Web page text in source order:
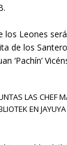
los Leones
de los
‘Pachín’
LAS CHEF
EN JAYUYA